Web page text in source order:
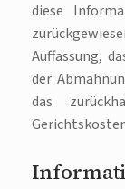
diese
Auffassung,
der
das